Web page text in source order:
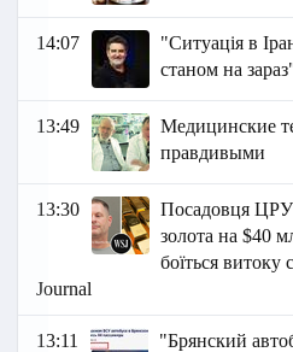
14:07
"Ситуація в
станом на
13:49
Медицинские
правдивыми
13:30
Посадовця ЦРУ
золота на $40
боїться витоку
Journal
13:11
"Брянский